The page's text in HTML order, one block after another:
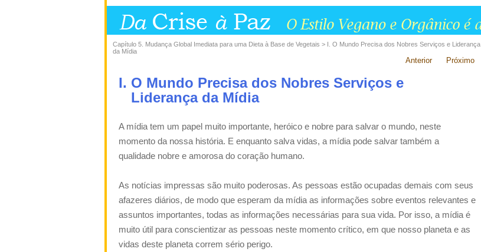
Capítulo 5. Mudança Global Imediata para uma Dieta à Base de Vegetais > I. O Mundo Precisa dos Nobres Serviços e Liderança
da Mídia
Anterior Próximo
I. O Mundo Precisa dos Nobres Serviços e
Liderança da Mídia
A mídia tem um papel muito importante, heróico e nobre para salvar o mundo, neste
momento da nossa história. E enquanto salva vidas, a mídia pode salvar também a
qualidade nobre e amorosa do coração humano.
As notícias impressas são muito poderosas. As pessoas estão ocupadas demais com seus
afazeres diários, de modo que esperam da mídia as informações sobre eventos relevantes e
assuntos importantes, todas as informações necessárias para sua vida. Por isso, a mídia é
muito útil para conscientizar as pessoas neste momento crítico, em que nosso planeta e as
vidas deste planeta correm sério perigo.